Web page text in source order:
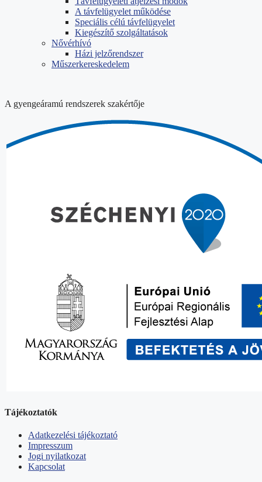
A távfelügyelet működése
Speciális célú távfelügyelet
Kiegészítő szolgáltatások
Nővérhívó
Házi jelzőrendszer
Műszerkereskedelem
A gyengeáramú rendszerek szakértője
Tájékoztatók
Adatkezelési tájékoztató
Impresszum
Jogi nyilatkozat
Kapcsolat